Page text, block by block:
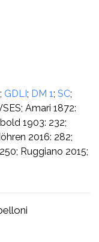
; GDLI; DM 1; SC;
Amari 1872:
1903: 232;
2016: 282;
Ruggiano 2015;